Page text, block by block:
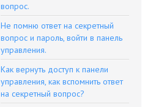
вопрос.
Не помню ответ на секретный
вопрос и пароль, войти в панель
управления.
Как вернуть доступ к панели
управления, как вспомнить ответ
на секретный вопрос?